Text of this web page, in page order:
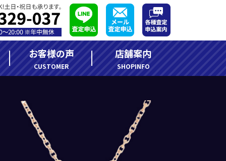
お客様の声
CUSTOMER
店舗案内
SHOPINFO